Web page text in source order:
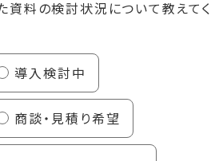
資料の検討状況について教えてく
導入検討中
商談・見積り希望